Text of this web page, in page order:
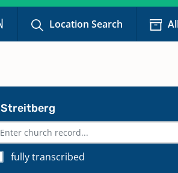
Location Search
Streitberg
fully transcribed
- 1845; Bestattungen 1808 -
Taufen 1820 - 1837
Taufen 1858 - 1896
Taufen 1896 - 1956